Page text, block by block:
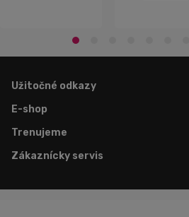
Užitočné odkazy
E-shop
Trenujeme
Zákaznícky servis